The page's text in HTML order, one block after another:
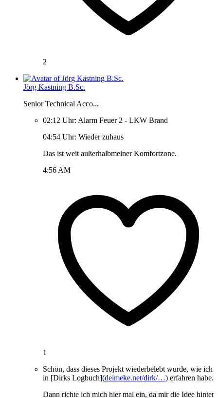
2
Jörg Kastning B.Sc.
Senior Technical Acco...
02:12 Uhr: Alarm Feuer 2 - LKW Brand
04:54 Uhr: Wieder zuhaus
Das ist weit außerhalbmeiner Komfortzone.
4:56 AM
1
Schön, dass dieses Projekt wiederbelebt wurde, wie ich
in [Dirks Logbuch](deimeke.net/dirk/…) erfahren habe.
Dann richte ich mich hier mal ein, da mir die Idee hinter